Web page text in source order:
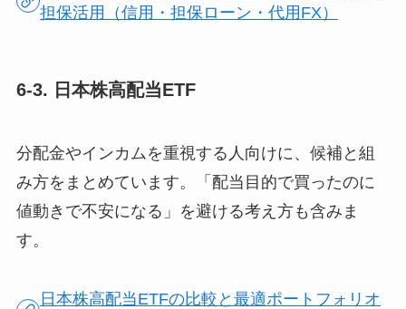
担保活用（信用・担保ローン・代用FX）
6-3. 日本株高配当ETF
分配金やインカムを重視する人向けに、候補と組
み方をまとめています。「配当目的で買ったのに
値動きで不安になる」を避ける考え方も含みま
す。
日本株高配当ETFの比較と最適ポートフォリオ